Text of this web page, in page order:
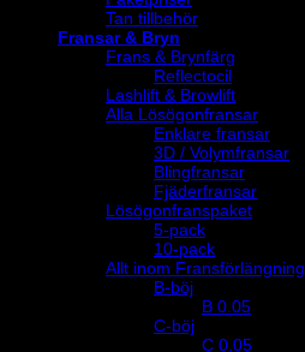
Tan tillbehör
Fransar & Bryn
Frans & Brynfärg
Reflectocil
Lashlift & Browlift
Alla Lösögonfransar
Enklare fransar
3D / Volymfransar
Blingfransar
Fjäderfransar
Lösögonfranspaket
5-pack
10-pack
Allt inom Fransförlängning
B-böj
B 0.05
C-böj
C 0,05